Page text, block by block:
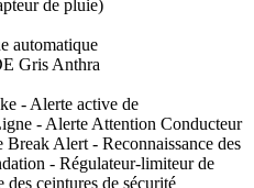
de pluie)
automatique
Gris Anthra
- Alerte active de
- Alerte Attention Conducteur
Alert - Reconnaissance des
- Régulateur-limiteur de
ceintures de sécurité